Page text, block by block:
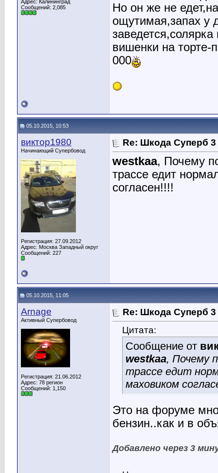
Адрес: Калининград
Сообщений: 2,085
Но он же не
ощутимая,запах у
вишенки на торте-
000
05.10.2015, 10:53
виктор1980
Начинающий Супербовод
Регистрация: 27.09.2012
Адрес: Москва Западный округ
Сообщений: 227
Re: Шкода Суперб 3
westkaa, Почему
трассе едит
согласен!!!!
05.10.2015, 11:05
Arnage
Активный Супербовод
Регистрация: 21.06.2012
Адрес: 78 регион
Сообщений: 1,150
Re: Шкода Суперб 3
Цитата:
Сообщение от
westkaa, Почему
трассе едит
маховиком
Это на форуме
бензин..как и в
Добавлено через 3